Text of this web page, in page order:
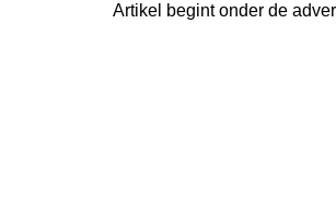
Artikel begint onder de